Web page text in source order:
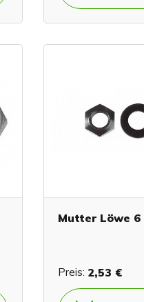
Mutter Löwe 6
Preis: 2,53 €